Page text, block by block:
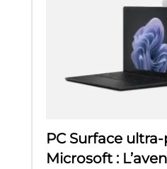
PC Surface
Microsoft :